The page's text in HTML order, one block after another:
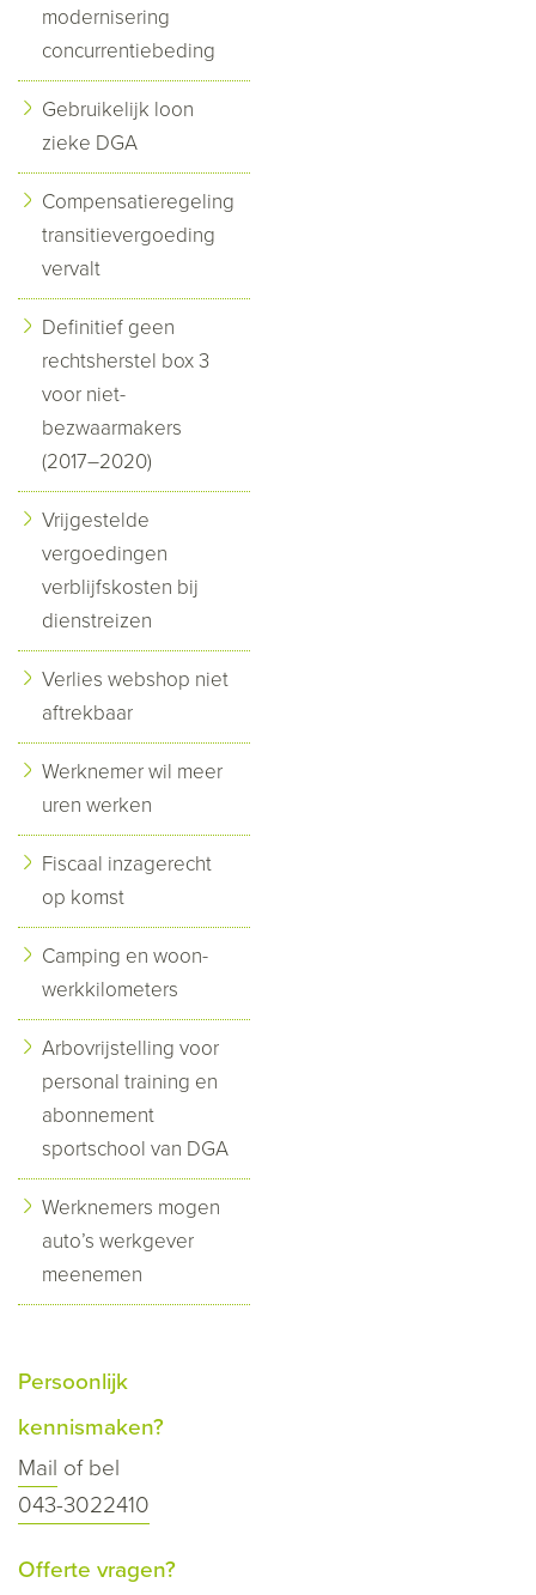
modernisering
concurrentiebeding
Gebruikelijk loon
zieke DGA
Compensatieregeling
transitievergoeding
vervalt
Definitief geen
rechtsherstel box 3
voor niet-
bezwaarmakers
(2017–2020)
Vrijgestelde
vergoedingen
verblijfskosten bij
dienstreizen
Verlies webshop niet
aftrekbaar
Werknemer wil meer
uren werken
Fiscaal inzagerecht
op komst
Camping en woon-
werkkilometers
Arbovrijstelling voor
personal training en
abonnement
sportschool van DGA
Werknemers mogen
auto’s werkgever
meenemen
Persoonlijk
kennismaken?
Mail of bel
043-3022410
Offerte vragen?